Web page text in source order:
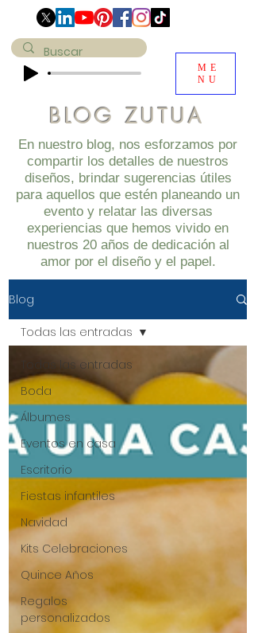
ME
NU
BLOG ZUTUA
En nuestro blog, nos esforzamos por
compartir los detalles de nuestros
diseños, brindar sugerencias útiles
para aquellos que estén planeando un
evento y relatar las diversas
experiencias que hemos vivido en
nuestros 20 años de dedicación al
amor por el diseño y el papel.
Blog
Todas las entradas
Boda
Álbumes
Eventos en casa
Escritorio
Fiestas infantiles
Navidad
Kits Celebraciones
Quince Años
Regalos
personalizados
Todas las entradas